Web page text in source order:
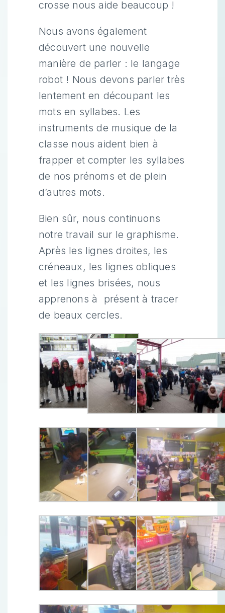
crosse nous aide beaucoup !
Nous avons également
découvert une nouvelle
manière de parler : le langage
robot ! Nous devons parler très
lentement en découpant les
mots en syllabes. Les
instruments de musique de la
classe nous aident bien à
frapper et compter les syllabes
de nos prénoms et de plein
d’autres mots.
Bien sûr, nous continuons
notre travail sur le graphisme.
Après les lignes droites, les
créneaux, les lignes obliques
et les lignes brisées, nous
apprenons à présent à tracer
de beaux cercles.